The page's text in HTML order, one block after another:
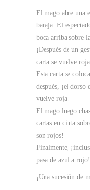
El mago abre una
baraja. El
boca arriba sobre
¡Después de un
carta se vuelve
Esta carta se
después, ¡el dorso
vuelve roja!
El mago luego
cartas en cinta
son rojos!
Finalmente,
pasa de azul a rojo!
¡Una sucesión de